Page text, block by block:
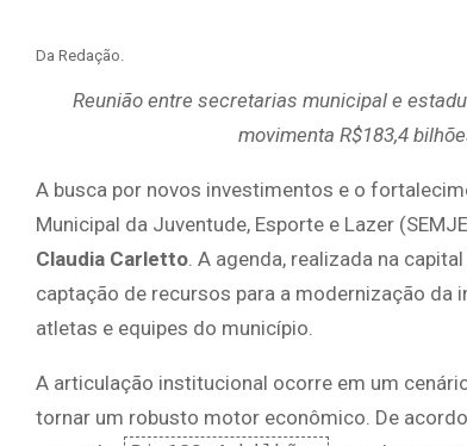
Da Redação.
Reunião entre secretarias municipal e
movimenta R$183,4
A busca por novos investimentos e o
Municipal da Juventude, Esporte e Lazer
Claudia Carletto. A agenda, realizada na
captação de recursos para a modernização
atletas e equipes do município.
A articulação institucional ocorre em um
tornar um robusto motor econômico. De